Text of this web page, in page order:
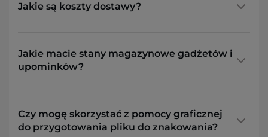
Jakie są koszty dostawy?
Jakie macie stany magazynowe gadżetów i
upominków?
Czy mogę skorzystać z pomocy graficznej
do przygotowania pliku do znakowania?